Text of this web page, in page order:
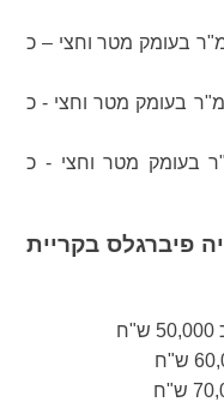
מתועשת בגודל עד 25 מ"ר בעומק מטר וחצי – כ
בריכה מתועשת בגודל עד 35 מ"ר בעומק מטר וחצי - כ
מתועשת בגודל 40 מ"ר בעומק מטר וחצי - כ
פיברגלס בקריית